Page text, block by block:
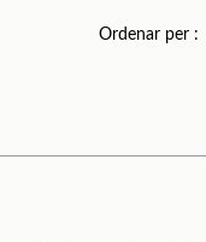
Ordenar per :